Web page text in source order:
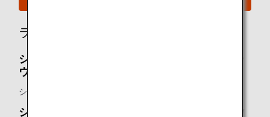
ラウンジ所有者
シルバークリスラウンジ - ファーストクラスラ
ウンジ：
シンガポール航空
シルバークリスラウンジ - ビジネスクラスラウ